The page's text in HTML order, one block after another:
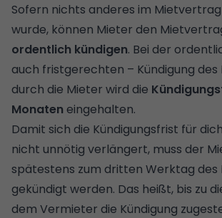
Sofern nichts anderes im
wurde, können Mieter den
ordentlich kündigen. Bei der
auch fristgerechten – Kündigung
durch die Mieter wird die
Monaten eingehalten.
Damit sich die Kündigungsfrist für
nicht unnötig verlängert, muss der
spätestens zum dritten Werktag des
gekündigt werden. Das heißt, bis zu
dem Vermieter die Kündigung